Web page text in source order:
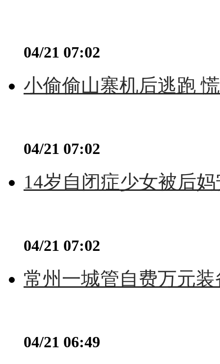
04/21 07:02
小偷偷山寨机后逃跑
04/21 07:02
14岁自闭症少女被后
04/21 07:02
常州一城管自费万元
04/21 06:49